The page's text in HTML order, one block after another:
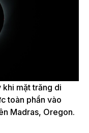
khi mặt trăng di
toàn phần vào
Madras, Oregon.